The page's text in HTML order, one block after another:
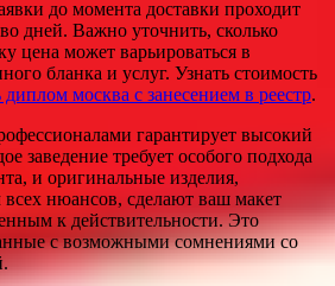
до момента доставки проходит
дней. Важно уточнить, сколько
цена может варьироваться в
бланка и услуг. Узнать стоимость
диплом москва с занесением в реестр.
гарантирует высокий
заведение требует особого подхода
и оригинальные изделия,
нюансов, сделают ваш макет
к действительности. Это
с возможными сомнениями со